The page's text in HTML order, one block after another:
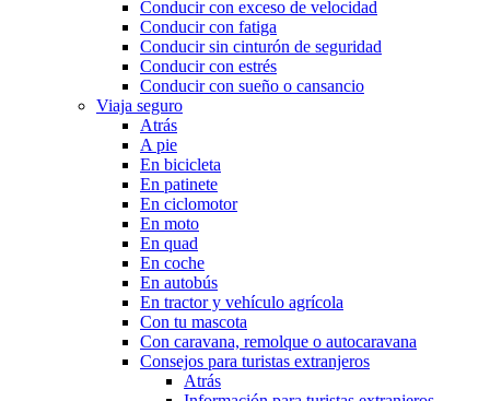
Conducir con exceso de velocidad
Conducir con fatiga
Conducir sin cinturón de seguridad
Conducir con estrés
Conducir con sueño o cansancio
Viaja seguro
Atrás
A pie
En bicicleta
En patinete
En ciclomotor
En moto
En quad
En coche
En autobús
En tractor y vehículo agrícola
Con tu mascota
Con caravana, remolque o autocaravana
Consejos para turistas extranjeros
Atrás